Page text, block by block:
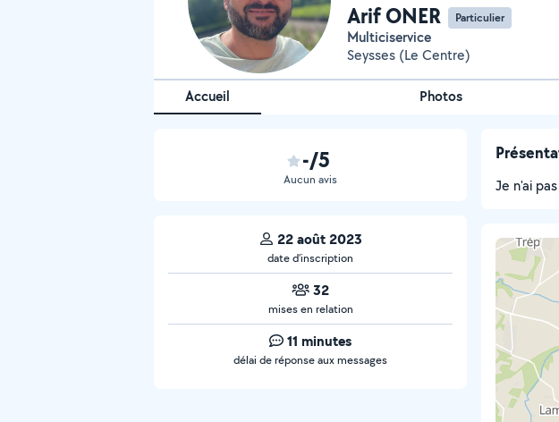
Arif ONER Particulier
Multiciservice
Seysses (Le Centre)
Accueil Photos
-/5
Aucun avis
22 août 2023
date d’inscription
32
mises en relation
11 minutes
délai de réponse aux messages
Je n'ai